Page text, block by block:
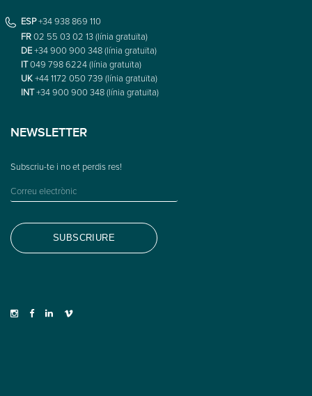
ESP+34 938 869 110
FR02 55 03 02 13 (línia gratuïta)
DE+34 900 900 348 (línia gratuïta)
IT049 798 6224 (línia gratuïta)
UK+44 1172 050 739 (línia gratuïta)
INT+34 900 900 348 (línia gratuïta)
NEWSLETTER